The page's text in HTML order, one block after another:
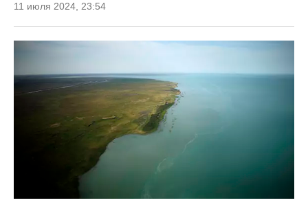
11 июля 2024, 23:54